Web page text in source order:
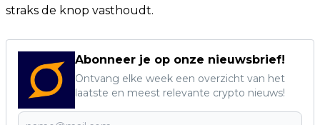
straks de knop vasthoudt.
Abonneer je op onze nieuwsbrief!
Ontvang elke week een overzicht van het
laatste en meest relevante crypto nieuws!